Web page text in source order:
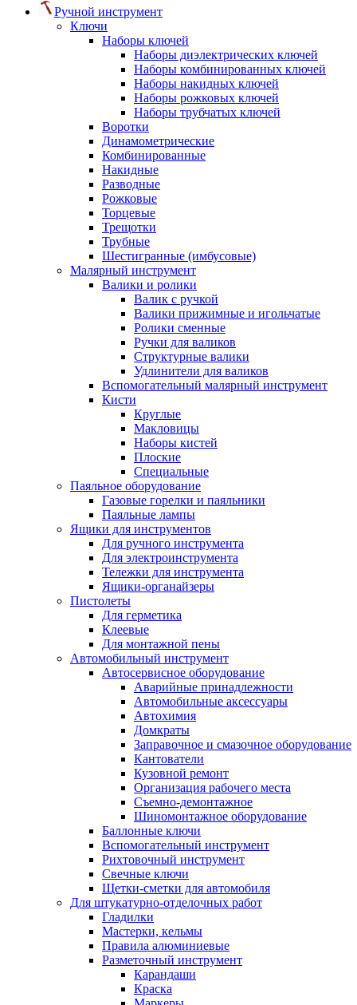
Ручной инструмент
Ключи
Наборы ключей
Наборы диэлектрических ключей
Наборы комбинированных ключей
Наборы накидных ключей
Наборы рожковых ключей
Наборы трубчатых ключей
Воротки
Динамометрические
Комбинированные
Накидные
Разводные
Рожковые
Торцевые
Трещотки
Трубные
Шестигранные (имбусовые)
Малярный инструмент
Валики и ролики
Валик с ручкой
Валики прижимные и игольчатые
Ролики сменные
Ручки для валиков
Структурные валики
Удлинители для валиков
Вспомогательный малярный инструмент
Кисти
Круглые
Макловицы
Наборы кистей
Плоские
Специальные
Паяльное оборудование
Газовые горелки и паяльники
Паяльные лампы
Ящики для инструментов
Для ручного инструмента
Для электроинструмента
Тележки для инструмента
Ящики-органайзеры
Пистолеты
Для герметика
Клеевые
Для монтажной пены
Автомобильный инструмент
Автосервисное оборудование
Аварийные принадлежности
Автомобильные аксессуары
Автохимия
Домкраты
Заправочное и смазочное оборудование
Кантователи
Кузовной ремонт
Организация рабочего места
Съемно-демонтажное
Шиномонтажное оборудование
Баллонные ключи
Вспомогательный инструмент
Рихтовочный инструмент
Свечные ключи
Щетки-сметки для автомобиля
Для штукатурно-отделочных работ
Гладилки
Мастерки, кельмы
Правила алюминиевые
Разметочный инструмент
Карандаши
Краска